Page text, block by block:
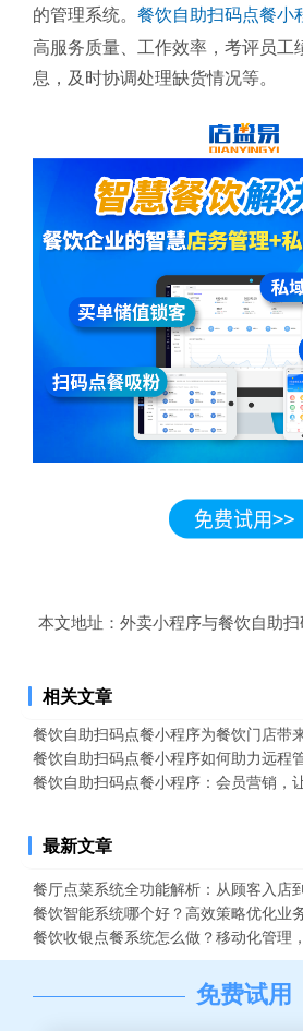
的管理系统。 餐饮自助扫码点餐小
高服务质量、工作效率，考评员工
息，及时协调处理缺货情况等。
本文地址： 外卖小程序与餐饮自助
相关文章
餐饮自助扫码点餐小程序为餐饮门店带
餐饮自助扫码点餐小程序如何助力远程
餐饮自助扫码点餐小程序：会员营销，
最新文章
餐厅点菜系统全功能解析：从顾客入店
餐饮智能系统哪个好？高效策略优化业
餐饮收银点餐系统怎么做？移动化管理
免费试用